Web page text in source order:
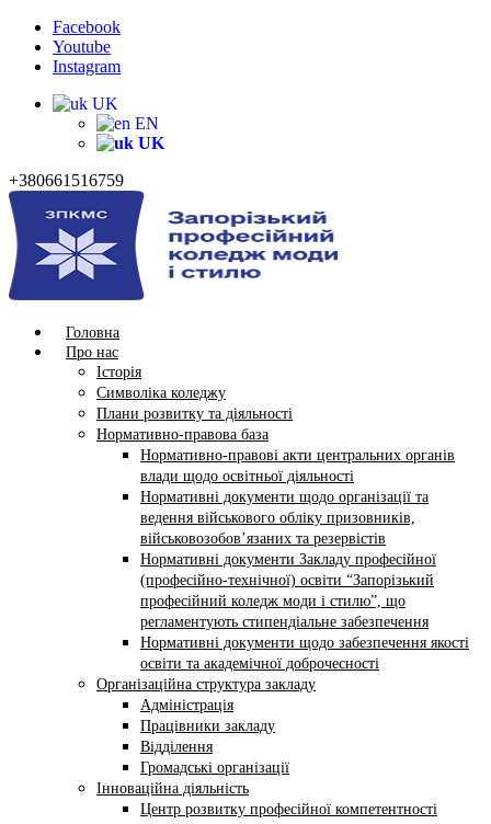
Facebook
Youtube
Instagram
UK
EN
UK
+380661516759
Головна
Про нас
Історія
Символіка коледжу
Плани розвитку та діяльності
Нормативно-правова база
Нормативно-правові акти центральних органів
влади щодо освітньої діяльності
Нормативні документи щодо організації та
ведення військового обліку призовників,
військовозобов’язаних та резервістів
Нормативні документи Закладу професійної
(професійно-технічної) освіти “Запорізький
професійний коледж моди і стилю”, що
регламентують стипендіальне забезпечення
Нормативні документи щодо забезпечення якості
освіти та академічної доброчесності
Організаційна структура закладу
Адміністрація
Працівники закладу
Відділення
Громадські організації
Інноваційна діяльність
Центр розвитку професійної компетентності